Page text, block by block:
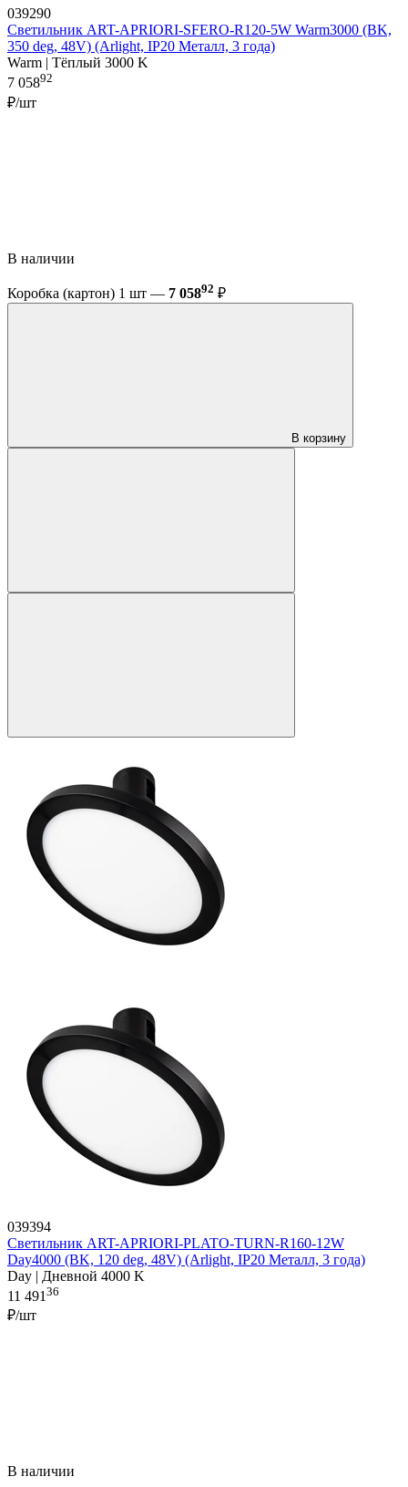
039290
Светильник ART-APRIORI-SFERO-R120-5W Warm3000 (BK,
350 deg, 48V) (Arlight, IP20 Металл, 3 года)
Warm | Тёплый 3000 K
7 05892
₽/шт
В наличии
Коробка (картон) 1 шт — 7 05892 ₽
В корзину
039394
Светильник ART-APRIORI-PLATO-TURN-R160-12W
Day4000 (BK, 120 deg, 48V) (Arlight, IP20 Металл, 3 года)
Day | Дневной 4000 K
11 49136
₽/шт
В наличии